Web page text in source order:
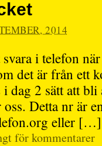
2014
i telefon
det är från ett
dag 2 sätt att bli
Detta nr är
eller […]
för kommentarer